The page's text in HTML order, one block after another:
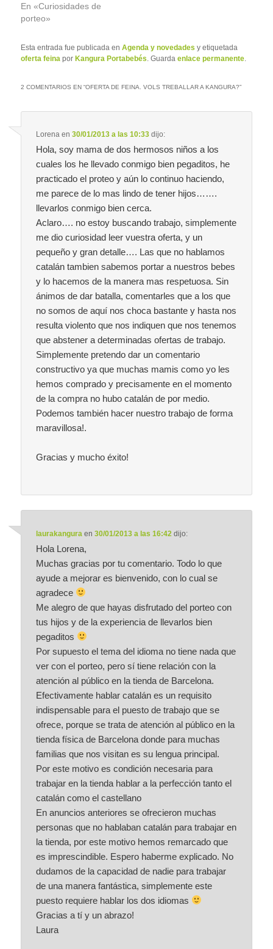
En «Curiosidades de
porteo»
Esta entrada fue publicada enAgenda y novedades y etiquetada
oferta feina por Kangura Portabebés. Guardaenlace permanente.
2 COMENTARIOS EN “OFERTA DE FEINA. VOLS TREBALLAR A KANGURA?”
Lorena en30/01/2013 a las 10:33 dijo:
Hola, soy mama de dos hermosos niños a los
cuales los he llevado conmigo bien pegaditos, he
practicado el proteo y aún lo continuo haciendo,
me parece de lo mas lindo de tener hijos…….
llevarlos conmigo bien cerca.
Aclaro…. no estoy buscando trabajo, simplemente
me dio curiosidad leer vuestra oferta, y un
pequeño y gran detalle…. Las que no hablamos
catalán tambien sabemos portar a nuestros bebes
y lo hacemos de la manera mas respetuosa. Sin
ánimos de dar batalla, comentarles que a los que
no somos de aquí nos choca bastante y hasta nos
resulta violento que nos indiquen que nos tenemos
que abstener a determinadas ofertas de trabajo.
Simplemente pretendo dar un comentario
constructivo ya que muchas mamis como yo les
hemos comprado y precisamente en el momento
de la compra no hubo catalán de por medio.
Podemos también hacer nuestro trabajo de forma
maravillosa!.
Gracias y mucho éxito!
laurakangura en30/01/2013 a las 16:42 dijo:
Hola Lorena,
Muchas gracias por tu comentario. Todo lo que
ayude a mejorar es bienvenido, con lo cual se
agradece
Me alegro de que hayas disfrutado del porteo con
tus hijos y de la experiencia de llevarlos bien
pegaditos
Por supuesto el tema del idioma no tiene nada que
ver con el porteo, pero sí tiene relación con la
atención al público en la tienda de Barcelona.
Efectivamente hablar catalán es un requisito
indispensable para el puesto de trabajo que se
ofrece, porque se trata de atención al público en la
tienda física de Barcelona donde para muchas
familias que nos visitan es su lengua principal.
Por este motivo es condición necesaria para
trabajar en la tienda hablar a la perfección tanto el
catalán como el castellano
En anuncios anteriores se ofrecieron muchas
personas que no hablaban catalán para trabajar en
la tienda, por este motivo hemos remarcado que
es imprescindible. Espero haberme explicado. No
dudamos de la capacidad de nadie para trabajar
de una manera fantástica, simplemente este
puesto requiere hablar los dos idiomas
Gracias a tí y un abrazo!
Laura